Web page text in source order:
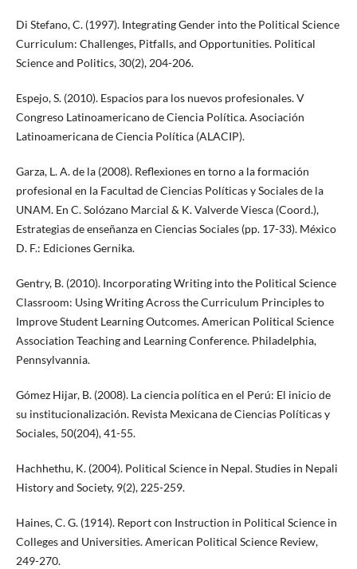
Di Stefano, C. (1997). Integrating Gender into the Political Science
Curriculum: Challenges, Pitfalls, and Opportunities. Political
Science and Politics, 30(2), 204-206.
Espejo, S. (2010). Espacios para los nuevos profesionales. V
Congreso Latinoamericano de Ciencia Política. Asociación
Latinoamericana de Ciencia Política (ALACIP).
Garza, L. A. de la (2008). Reflexiones en torno a la formación
profesional en la Facultad de Ciencias Políticas y Sociales de la
UNAM. En C. Solózano Marcial & K. Valverde Viesca (Coord.),
Estrategias de enseñanza en Ciencias Sociales (pp. 17-33). México
D. F.: Ediciones Gernika.
Gentry, B. (2010). Incorporating Writing into the Political Science
Classroom: Using Writing Across the Curriculum Principles to
Improve Student Learning Outcomes. American Political Science
Association Teaching and Learning Conference. Philadelphia,
Pennsylvannia.
Gómez Hijar, B. (2008). La ciencia política en el Perú: El inicio de
su institucionalización. Revista Mexicana de Ciencias Políticas y
Sociales, 50(204), 41-55.
Hachhethu, K. (2004). Political Science in Nepal. Studies in Nepali
History and Society, 9(2), 225-259.
Haines, C. G. (1914). Report con Instruction in Political Science in
Colleges and Universities. American Political Science Review,
249-270.